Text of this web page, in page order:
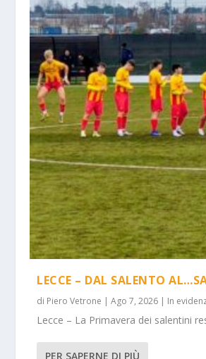
LECCE – DAL SALENTO
di Piero Vetrone |Ago 7, 2026 | In
Lecce – La Primavera dei salentini
PER SAPERNE DI PIÙ